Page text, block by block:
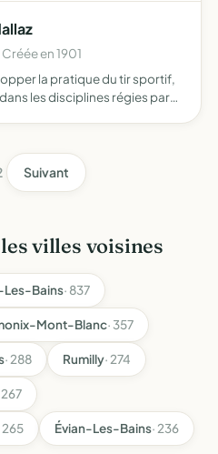
en 1901
la pratique du tir sportif,
les disciplines régies par
Suivant
villes voisines
Bains· 837
Mont-Blanc· 357
· 288 Rumilly· 274
267
265 Évian-Les-Bains· 236